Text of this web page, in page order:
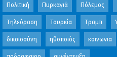
Πολιτική Πυρκαγιά Πόλεμος
Τηλεόραση Τουρκία Τραμπ
δικαιοσύνη ηθοποιός κοινωνια